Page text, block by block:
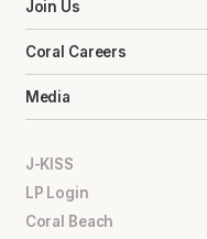
Join Us
Coral Careers
Media
J-KISS
LP Login
Coral Beach